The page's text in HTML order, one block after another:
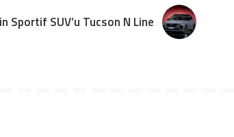
Sportif SUV’u Tucson N Line